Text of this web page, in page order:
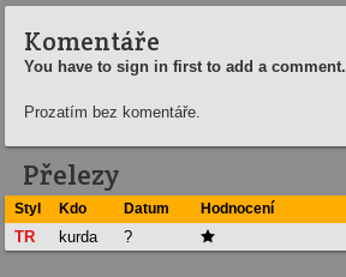
Komentáře
You have to sign in first to add a comment.
Prozatím bez komentáře.
Přelezy
Styl Kdo Datum Hodnocení
TR kurda ? 